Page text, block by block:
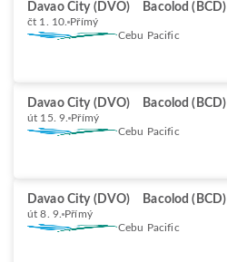
Davao City (DVO) Bacolod (BCD)
čt 1. 10. Přímý
Cebu Pacific
Davao City (DVO) Bacolod (BCD)
út 15. 9. Přímý
Cebu Pacific
Davao City (DVO) Bacolod (BCD)
út 8. 9. Přímý
Cebu Pacific